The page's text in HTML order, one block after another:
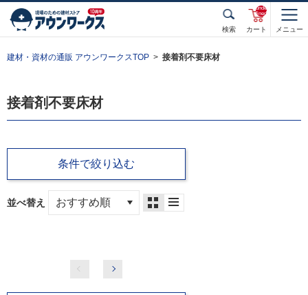
検索 カート
unde
fined
メニュー
建材・資材の通販 アウンワークスTOP 接着剤不要床材
接着剤不要床材
条件で絞り込む
並べ替え